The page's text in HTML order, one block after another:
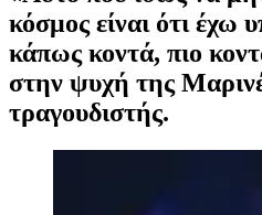
κόσμος είναι ότι έχω
κάπως κοντά, πιο
στην ψυχή της
τραγουδιστής.